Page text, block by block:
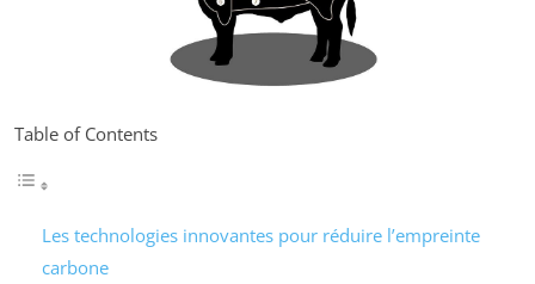
Table of Contents
Les technologies innovantes pour réduire l’empreinte
carbone